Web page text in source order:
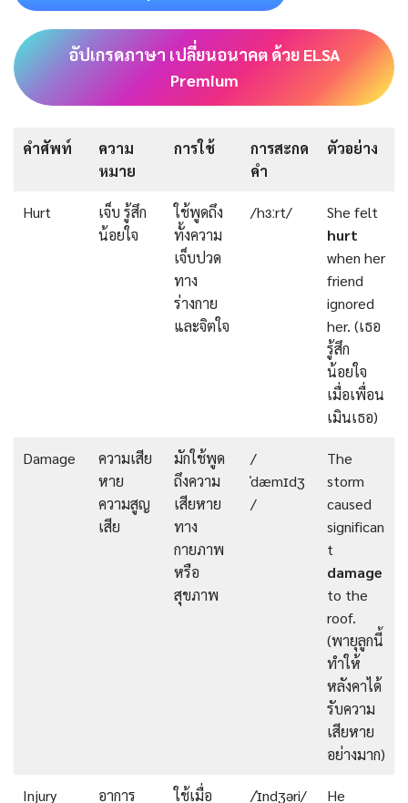
อัปเกรดภาษา เปลี่ยนอนาคต ด้วย ELSA
Premium
คำศัพท์
ความ
หมาย
การใช้
การสะกด
คำ
ตัวอย่าง
Hurt
เจ็บ รู้สึก
น้อยใจ
ใช้พูดถึง
ทั้งความ
เจ็บปวด
ทาง
ร่างกาย
และจิตใจ
/hɜːrt/
She felt
hurt
when her
friend
ignored
her. (เธอ
รู้สึก
น้อยใจ
เมื่อเพื่อน
เมินเธอ)
Damage
ความเสีย
หาย
ความสูญ
เสีย
มักใช้พูด
ถึงความ
เสียหาย
ทาง
กายภาพ
หรือ
สุขภาพ
/
ˈdæmɪdʒ
/
The
storm
caused
significan
t
damage
to the
roof.
(พายุลูกนี้
ทำให้
หลังคาได้
รับความ
เสียหาย
อย่างมาก)
Injury อาการ ใช้เมื่อ /ˈɪndʒəri/ He